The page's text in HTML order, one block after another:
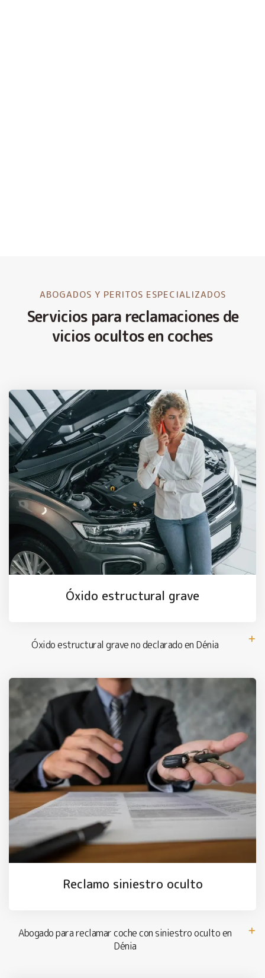
ABOGADOS Y PERITOS ESPECIALIZADOS
Servicios para reclamaciones de
vicios ocultos en coches
Óxido estructural grave
Óxido estructural grave no declarado en Dénia
Reclamo siniestro oculto
Abogado para reclamar coche con siniestro oculto en
Dénia